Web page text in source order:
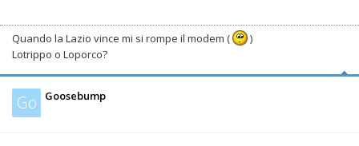
Quando la Lazio vince mi si rompe il modem (
)
Lotrippo o Loporco?
Go Goosebump